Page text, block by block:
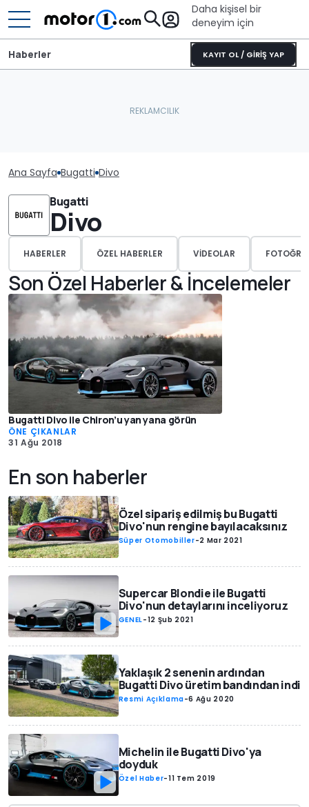
Daha kişisel bir
deneyim için
KAYIT OL / GİRİŞ YAP
Haberler
Ana Sayfa Bugatti Divo
Bugatti
Divo
HABERLER ÖZEL HABERLER VIDEOLAR
Son Özel Haberler & İncelemeler
Bugatti Divo ile Chiron’u yan yana görün
ÖNE ÇIKANLAR
31 Ağu 2018
En son haberler
Özel sipariş edilmiş bu Bugatti
Divo'nun rengine bayılacaksınız
Süper Otomobiller-2 Mar 2021
Supercar Blondie ile Bugatti
Divo'nun detaylarını inceliyoruz
GENEL-12 Şub 2021
Yaklaşık 2 senenin ardından
Bugatti Divo üretim bandından indi
Resmi Açıklama-6 Ağu 2020
Michelin ile Bugatti Divo'ya
doyduk
Özel Haber-11 Tem 2019